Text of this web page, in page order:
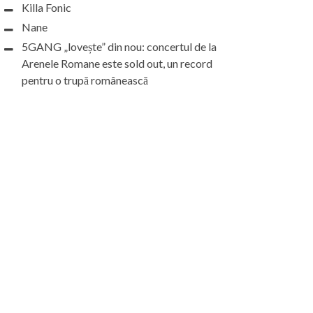
Killa Fonic
Nane
5GANG „lovește” din nou: concertul de la
Arenele Romane este sold out, un record
pentru o trupă românească